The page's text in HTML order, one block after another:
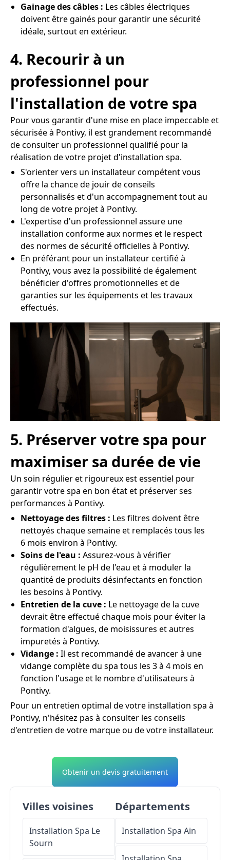
Gainage des câbles : Les câbles électriques
doivent être gainés pour garantir une sécurité
idéale, surtout en extérieur.
4. Recourir à un
professionnel pour
l'installation de votre spa
Pour vous garantir d'une mise en place impeccable et
sécurisée à Pontivy, il est grandement recommandé
de consulter un professionnel qualifié pour la
réalisation de votre projet d'installation spa.
S'orienter vers un installateur compétent vous
offre la chance de jouir de conseils
personnalisés et d'un accompagnement tout au
long de votre projet à Pontivy.
L'expertise d'un professionnel assure une
installation conforme aux normes et le respect
des normes de sécurité officielles à Pontivy.
En préférant pour un installateur certifié à
Pontivy, vous avez la possibilité de également
bénéficier d'offres promotionnelles et de
garanties sur les équipements et les travaux
effectués.
5. Préserver votre spa pour
maximiser sa durée de vie
Un soin régulier et rigoureux est essentiel pour
garantir votre spa en bon état et préserver ses
performances à Pontivy.
Nettoyage des filtres : Les filtres doivent être
nettoyés chaque semaine et remplacés tous les
6 mois environ à Pontivy.
Soins de l'eau : Assurez-vous à vérifier
régulièrement le pH de l'eau et à moduler la
quantité de produits désinfectants en fonction
les besoins à Pontivy.
Entretien de la cuve : Le nettoyage de la cuve
devrait être effectué chaque mois pour éviter la
formation d'algues, de moisissures et autres
impuretés à Pontivy.
Vidange : Il est recommandé de avancer à une
vidange complète du spa tous les 3 à 4 mois en
fonction l'usage et le nombre d'utilisateurs à
Pontivy.
Pour un entretien optimal de votre installation spa à
Pontivy, n'hésitez pas à consulter les conseils
d'entretien de votre marque ou de votre installateur.
Obtenir un devis gratuitement
Villes voisines
Installation Spa Le
Sourn
Départements
Installation Spa Ain